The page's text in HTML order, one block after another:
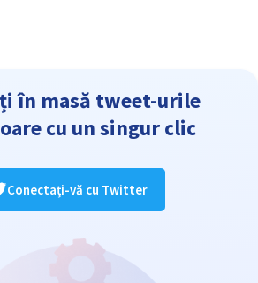
în masă tweet-urile
cu un singur clic
Conectați-vă cu Twitter